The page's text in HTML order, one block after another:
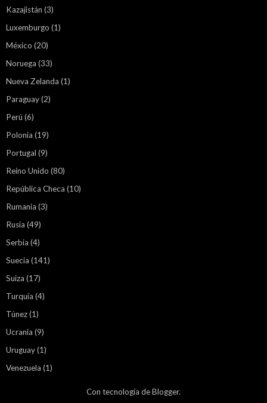
Kazajistán (3)
Luxemburgo (1)
México (20)
Noruega (33)
Nueva Zelanda (1)
Paraguay(2)
Perú (6)
Polonia (19)
Portugal (9)
Reino Unido (80)
República Checa (10)
Rumania (3)
Rusia (49)
Serbia (4)
Suecia (141)
Suiza (17)
Turquía (4)
Túnez(1)
Ucrania (9)
Uruguay(1)
Venezuela (1)
Con tecnología deBlogger.